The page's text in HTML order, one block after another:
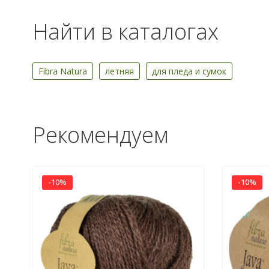
Найти в каталогах
Fibra Natura летняя для пледа и сумок
Рекомендуем
-10% -10%